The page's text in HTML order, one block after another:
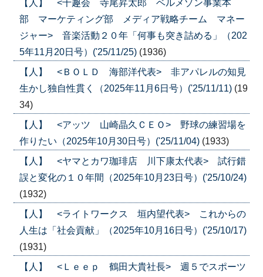
【人】 <千趣会 寺尾昇太郎 ベルメゾン事業本
部 マーケティング部 メディア戦略チーム マネー
ジャー> 音楽活動２０年「何事も突き詰める」（202
5年11月20日号）('25/11/25) (1936)
【人】 <ＢＯＬＤ 海部洋代表> 非アパレルの知見
生かし独自性貫く（2025年11月6日号）('25/11/11) (19
34)
【人】 <アッツ 山崎晶久ＣＥＯ> 野球の練習場を
作りたい（2025年10月30日号）('25/11/04) (1933)
【人】 <ヤマとカワ珈琲店 川下康太代表> 試行錯
誤と変化の１０年間（2025年10月23日号）('25/10/24)
(1932)
【人】 <ライトワークス 垣内望代表> これからの
人生は「社会貢献」（2025年10月16日号）('25/10/17)
(1931)
【人】 <Ｌｅｅｐ 鶴田大貴社長> 週５でスポーツ